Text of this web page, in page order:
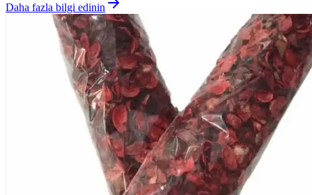
Daha fazla bilgi edinin